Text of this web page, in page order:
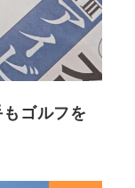
ゴルフを